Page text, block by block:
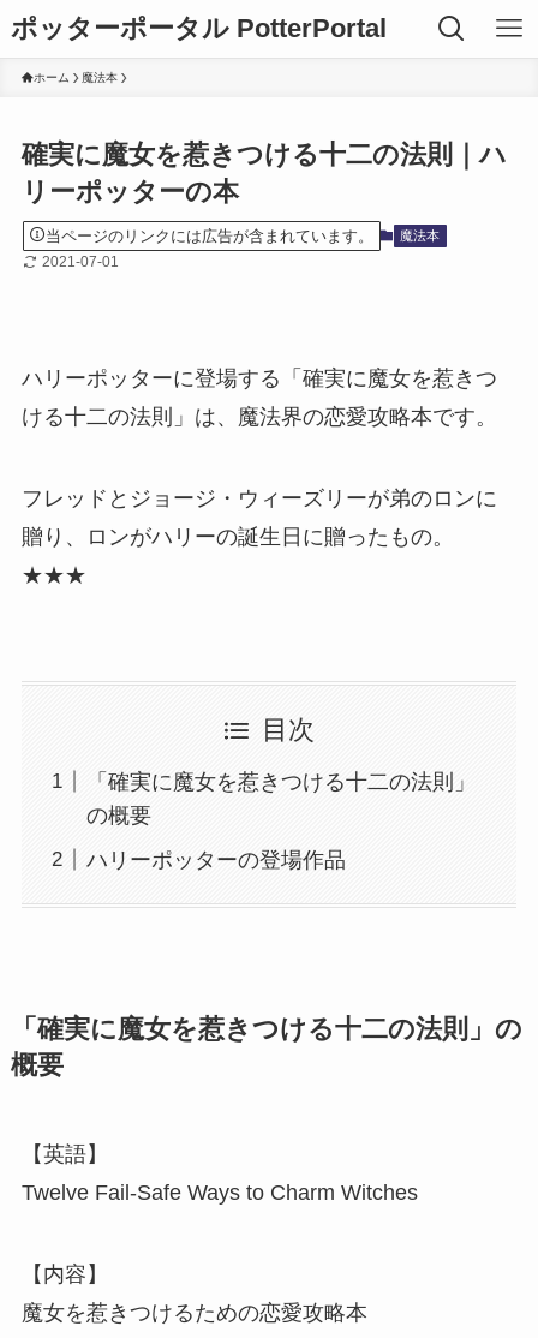
ポッターポータル PotterPortal
ホーム 魔法本
確実に魔女を惹きつける十二の法則｜ハ
リーポッターの本
当ページのリンクには広告が含まれています。 魔法本
2021-07-01
ハリーポッターに登場する「確実に魔女を惹きつ
ける十二の法則」は、魔法界の恋愛攻略本です。
フレッドとジョージ・ウィーズリーが弟のロンに
贈り、ロンがハリーの誕生日に贈ったもの。
★★★
目次
「確実に魔女を惹きつける十二の法則」
の概要
ハリーポッターの登場作品
「確実に魔女を惹きつける十二の法則」の
概要
【英語】
Twelve Fail-Safe Ways to Charm Witches
【内容】
魔女を惹きつけるための恋愛攻略本